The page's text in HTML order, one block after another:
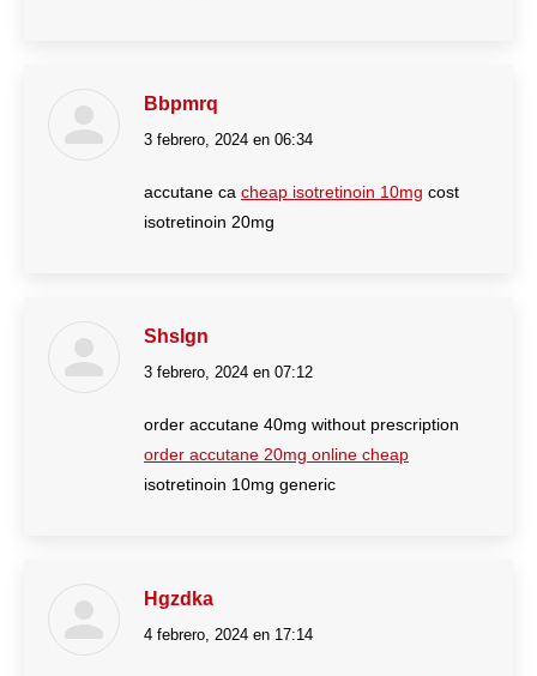
Bbpmrq
dice:
3 febrero, 2024 en 06:34
accutane ca cheap isotretinoin 10mg cost
isotretinoin 20mg
Shslgn
dice:
3 febrero, 2024 en 07:12
order accutane 40mg without prescription
order accutane 20mg online cheap
isotretinoin 10mg generic
Hgzdka
dice:
4 febrero, 2024 en 17:14